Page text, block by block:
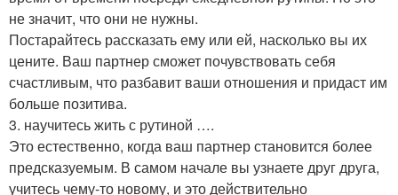
не значит, что они не нужны.
Постарайтесь рассказать ему или ей, насколько вы их
цените. Ваш партнер сможет почувствовать себя
счастливым, что разбавит ваши отношения и придаст им
больше позитива.
3. научитесь жить с рутиной ….
Это естественно, когда ваш партнер становится более
предсказуемым. В самом начале вы узнаете друг друга,
учитесь чему-то новому, и это действительно